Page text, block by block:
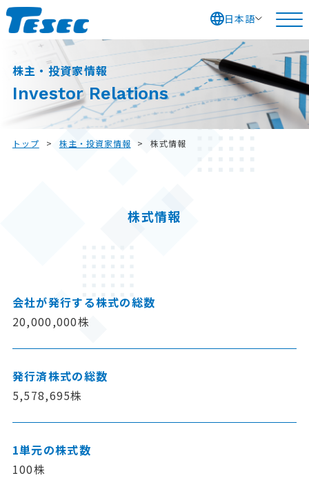
日本語
株主・投資家情報
Investor Relations
トップ > 株主・投資家情報 > 株式情報
株式情報
会社が発行する株式の総数
20,000,000株
発行済株式の総数
5,578,695株
1単元の株式数
100株